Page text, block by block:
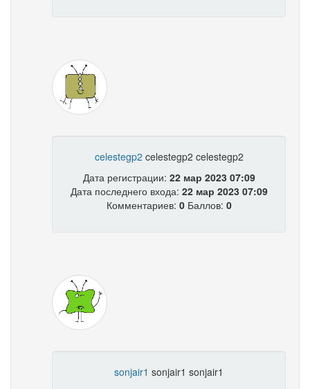
celestegp2 celestegp2 celestegp2
Дата регистрации: 22 мар 2023 07:09
Дата последнего входа: 22 мар 2023 07:09
Комментариев: 0Баллов: 0
sonjair1 sonjair1 sonjair1